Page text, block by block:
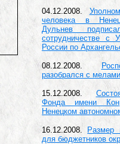
04.12.2008.
человека в
Дульнев
сотрудничестве с
России по
08.12.2008.
разобрался с
15.12.2008.
Фонда имени
Ненецком
16.12.2008.
Размер
для бюджетников